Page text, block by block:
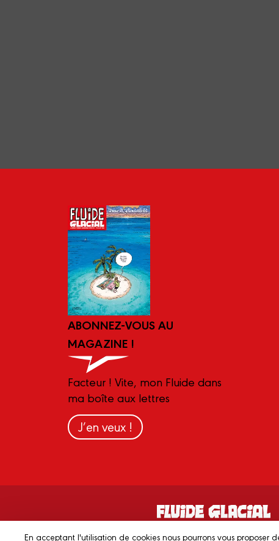
ABONNEZ-VOUS AU
MAGAZINE !
Facteur ! Vite, mon Fluide dans
ma boîte aux lettres
J’en veux !
En acceptant l'utilisation de cookies nous pourrons vous proposer